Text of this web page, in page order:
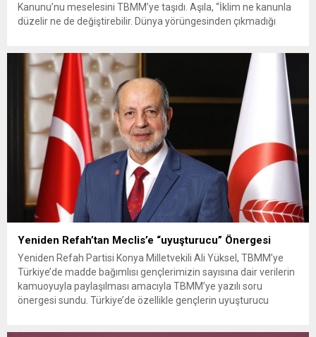
Kanunu’nu meselesini TBMM’ye taşıdı. Aşıla, “İklim ne kanunla
düzelir ne de değiştirebilir. Dünya yörüngesinden çıkmadığı
İklim Kanunu’nu Türkiye Büyük Millet Meclisi (TBMM)
gündemine taşıdı. Eğer ki iklim...
Yeniden Refah’tan Meclis’e “uyuşturucu” Önergesi
Yeniden Refah Partisi Konya Milletvekili Ali Yüksel, TBMM’ye
Türkiye’de madde bağımlısı gençlerimizin sayısına dair verilerin
kamuoyuyla paylaşılması amacıyla TBMM’ye yazılı soru
önergesi sundu. Türkiye’de özellikle gençlerin uyuşturucu